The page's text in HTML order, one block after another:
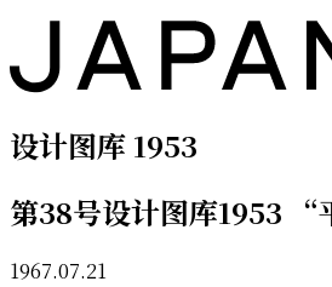
设计图库 1953
第38号设计图库1953 “
1967.07.21